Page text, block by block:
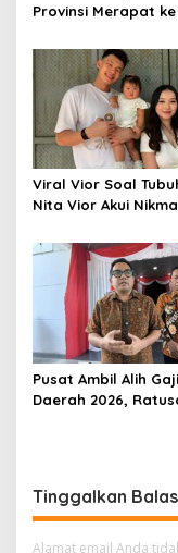
Provinsi Merapat
2026
Viral Vior Soal
Nita Vior Akui
Pusat Ambil Alih Gaji
Daerah 2026,
Tinggalkan
Alamat email Anda